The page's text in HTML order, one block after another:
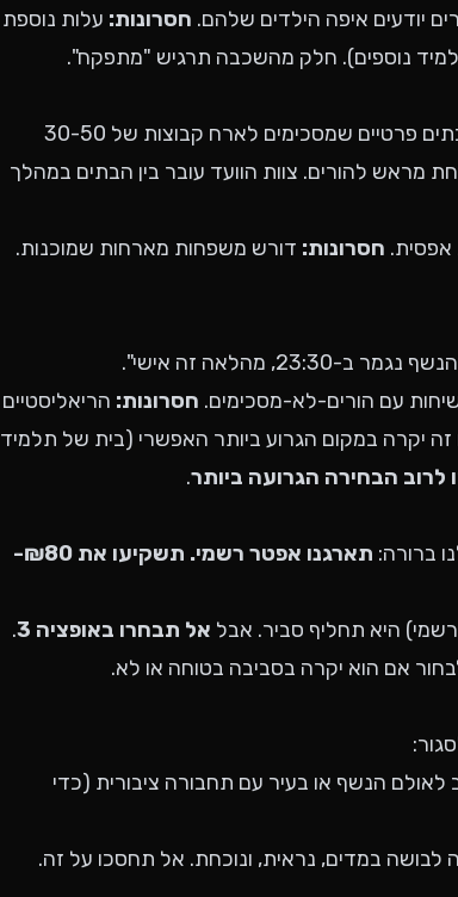
יודעים איפה הילדים שלהם. חסרונות: עלות נוספת
הוועד לא מארגן רשמית, אבל מתאם עם 3-4 בתים פרטיים שמסכימים לארח קבוצות של 30-50
מראש להורים. צוות הוועד עובר בין הבתים במהלך
אפסית. חסרונות: דורש משפחות מארחות שמוכנות.
מהלאה זה אישי".
עם הורים-לא-מסכימים. חסרונות: הריאליסטיים
יקרה במקום הגרוע ביותר האפשרי (בית של תלמיד
לרוב הבחירה הגרועה ביותר.
תארגנו אפטר רשמי. תשקיעו את ₪80-
היא תחליף סביר. אבל אל תבחרו באופציה 3
.
אם הוא יקרה בסביבה בטוחה או לא.
לאולם הנשף או בעיר עם תחבורה ציבורית (כדי